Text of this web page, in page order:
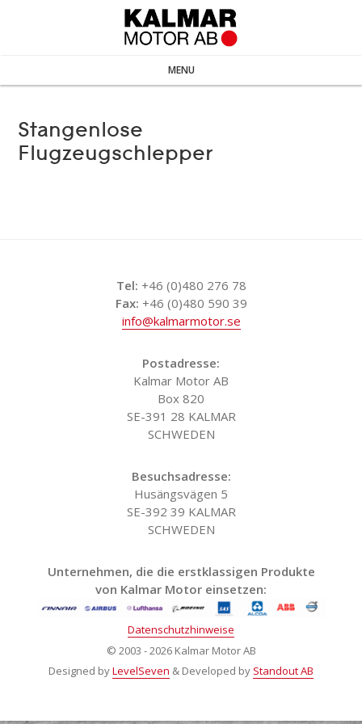
MENU
Stangenlose
Flugzeugschlepper
Tel: +46 (0)480 276 78
Fax: +46 (0)480 590 39
info@kalmarmotor.se
Postadresse:
Kalmar Motor AB
Box 820
SE-391 28 KALMAR
SCHWEDEN
Besuchsadresse:
Husängsvägen 5
SE-392 39 KALMAR
SCHWEDEN
Unternehmen, die die erstklassigen Produkte
von Kalmar Motor einsetzen:
Datenschutzhinweise
© 2003 - 2026 Kalmar Motor AB
Designed byLevelSeven & Developed by Standout AB